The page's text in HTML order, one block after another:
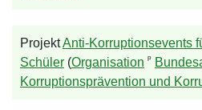
ProjektAnti-Korruptionsevents
Schüler (Organisation ᵖ
Korruptionsprävention und